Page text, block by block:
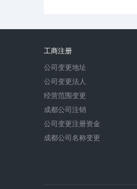
工商注册
公司变更地址
公司变更法人
经营范围变更
成都公司注销
公司变更注册资金
成都公司名称变更